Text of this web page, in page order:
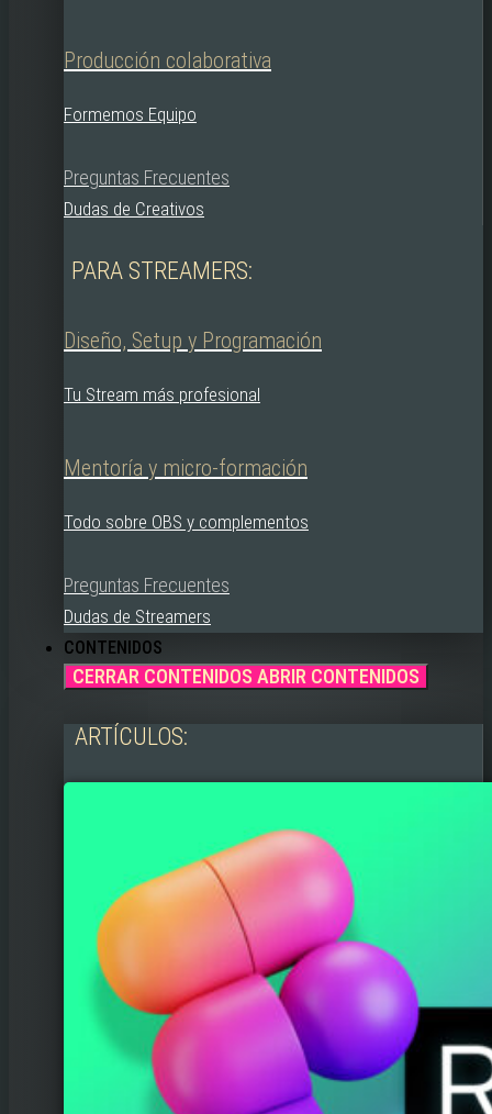
Producción colaborativa
Formemos Equipo
Preguntas Frecuentes
Dudas de Creativos
PARA STREAMERS:
Diseño, Setup y Programación
Tu Stream más profesional
Mentoría y micro-formación
Todo sobre OBS y complementos
Preguntas Frecuentes
Dudas de Streamers
CONTENIDOS
CERRAR CONTENIDOS ABRIR CONTENIDOS
ARTÍCULOS: